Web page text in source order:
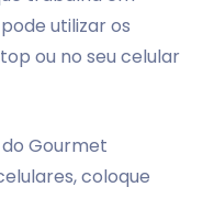
utilizar os
ou no seu celular
Gourmet
coloque